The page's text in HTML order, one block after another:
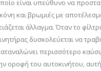
είναι υπεύθυνο να
και βρωμιές με
άλλαγμα. Όταν το
δυσκολεύεται να
περισσότερο
οροφή του αυτοκινήτου,